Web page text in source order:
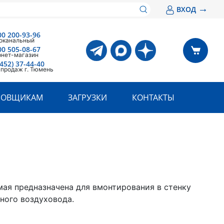
ВХОД →
200-93-96
505-08-67
магазин
37-44-40
г. Тюмень
ЗАГРУЗКИ КОНТАКТЫ
предназначена для вмонтирования в стенку
воздуховода.